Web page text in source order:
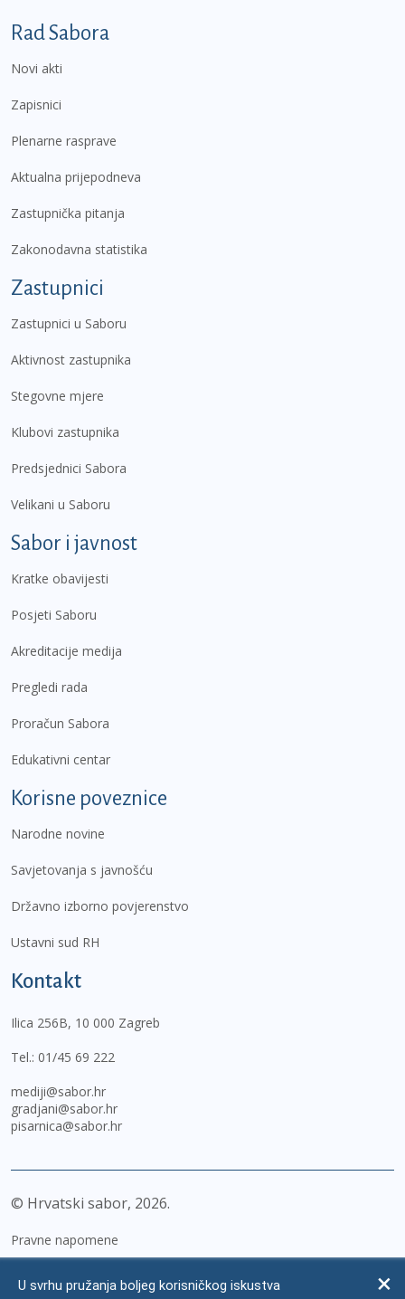
Podnožje prvi izbornik
Rad Sabora
Novi akti
Zapisnici
Plenarne rasprave
Aktualna prijepodneva
Zastupnička pitanja
Zakonodavna statistika
Zastupnici
Zastupnici u Saboru
Aktivnost zastupnika
Stegovne mjere
Klubovi zastupnika
Predsjednici Sabora
Velikani u Saboru
Sabor i javnost
Kratke obavijesti
Posjeti Saboru
Akreditacije medija
Pregledi rada
Proračun Sabora
Edukativni centar
Korisne poveznice
Narodne novine
Savjetovanja s javnošću
Državno izborno povjerenstvo
Ustavni sud RH
Kontakt
Ilica 256B, 10 000 Zagreb
Tel.: 01/45 69 222
mediji@sabor.hr
gradjani@sabor.hr
pisarnica@sabor.hr
© Hrvatski sabor, 2026
Pravne napomene
U svrhu pružanja boljeg korisničkog iskustva